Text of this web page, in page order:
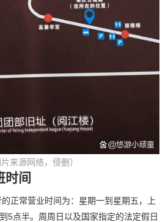
片来源网络，侵删）
时间
的正常营业时间为：星期一到星期五，上
5点半。周周日以及国家指定的法定假日